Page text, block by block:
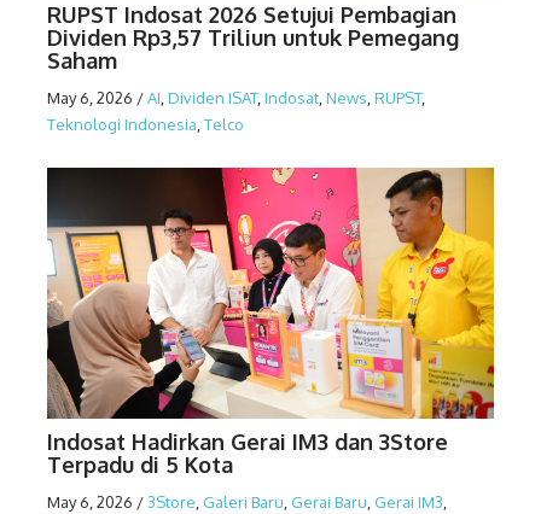
RUPST Indosat 2026 Setujui Pembagian
Dividen Rp3,57 Triliun untuk Pemegang
Saham
May 6, 2026 /AI Dividen ISAT, Indosat News RUPST,
Teknologi Indonesia Telco
Indosat Hadirkan Gerai IM3 dan 3Store
Terpadu di 5 Kota
May 6, 2026 /3Store Galeri Baru Gerai Baru Gerai IM3